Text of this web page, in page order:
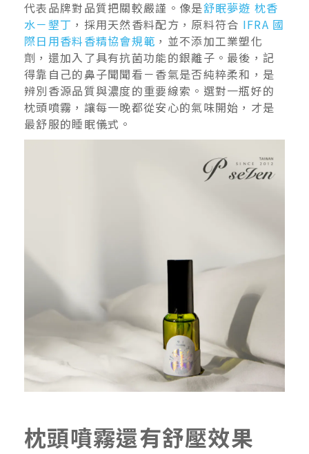
代表品牌對品質把關較嚴謹。像是舒眠夢遊 枕香
水－墾丁 ，採用天然香料配方，原料符合 IFRA 國
際日用香料香精協會規範 ，並不添加工業塑化
劑，還加入了具有抗菌功能的銀離子。最後，記
得靠自己的鼻子聞聞看－香氣是否純粹柔和，是
辨別香源品質與濃度的重要線索。選對一瓶好的
枕頭噴霧，讓每一晚都從安心的氣味開始，才是
最舒服的睡眠儀式。
枕頭噴霧還有舒壓效果